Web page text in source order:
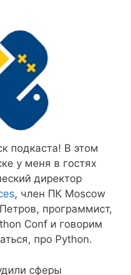
подкаста! В этом
у меня в гостях
директор
, член ПК Moscow
программист,
Conf и говорим
про Python.
сферы